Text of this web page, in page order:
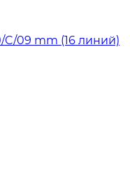
09 mm (16 линий)